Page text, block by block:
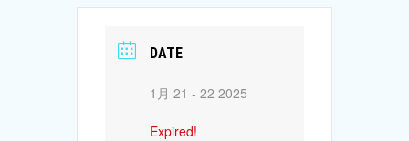
DATE
1月 21 - 22 2025
Expired!